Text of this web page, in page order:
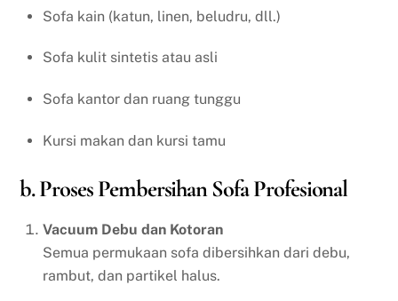
Sofa kain (katun, linen, beludru, dll.)
Sofa kulit sintetis atau asli
Sofa kantor dan ruang tunggu
Kursi makan dan kursi tamu
b. Proses Pembersihan Sofa Profesional
Vacuum Debu dan Kotoran
Semua permukaan sofa dibersihkan dari debu,
rambut, dan partikel halus.